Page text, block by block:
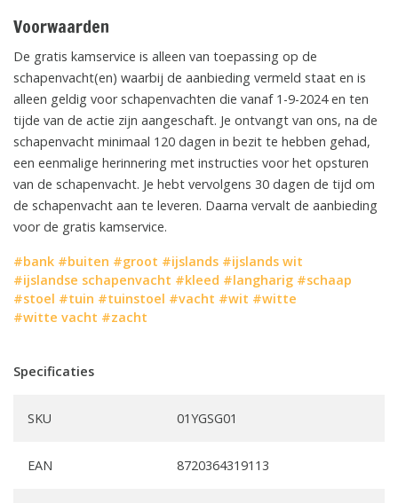
Voorwaarden
De gratis kamservice is alleen van toepassing op de
schapenvacht(en) waarbij de aanbieding vermeld staat en is
alleen geldig voor schapenvachten die vanaf 1-9-2024 en ten
tijde van de actie zijn aangeschaft. Je ontvangt van ons, na de
schapenvacht minimaal 120 dagen in bezit te hebben gehad,
een eenmalige herinnering met instructies voor het opsturen
van de schapenvacht. Je hebt vervolgens 30 dagen de tijd om
de schapenvacht aan te leveren. Daarna vervalt de aanbieding
voor de gratis kamservice.
#bank #buiten #groot #ijslands #ijslands wit
#ijslandse schapenvacht #kleed #langharig #schaap
#stoel #tuin #tuinstoel #vacht #wit #witte
#witte vacht #zacht
Specificaties
SKU 01YGSG01
EAN 8720364319113